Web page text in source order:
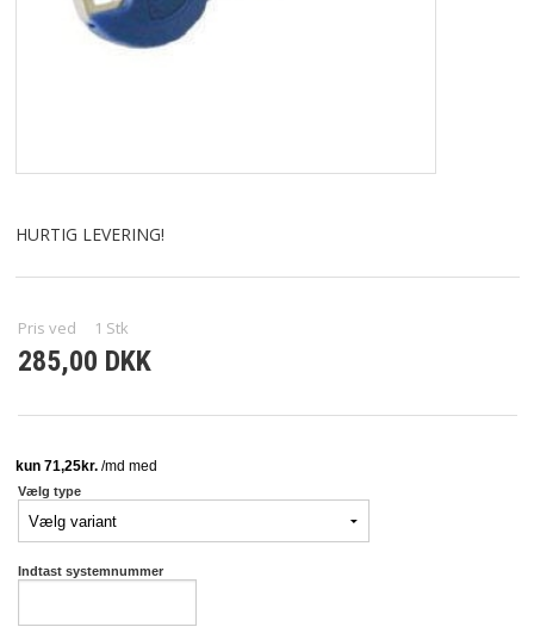
BESTIL
NYHEDER
PROFIL
VILKÅR
SØGNING
KUNDECENTER
HURTIG LEVERING!
Pris ved 1 Stk
285,00 DKK
Vælg type
Indtast systemnummer